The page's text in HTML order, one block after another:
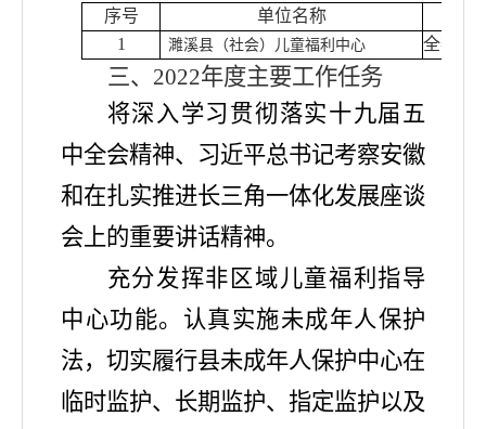
序号
单位名称
1
濉溪县（社会）儿童福利中心 全额事
三、 2022年度主要工作任务
将深入学习贯彻落实十九届五
中全会精神、 习近平总书记考察安徽
和在扎实推进长三角一体化发展座谈
会上的重要讲话精神。
充分发挥非区域儿童福利指导
中心功能。认真实施未成年人保护
法，切实履行县未成年人保护中心在
临时监护、长期监护、指定监护以及